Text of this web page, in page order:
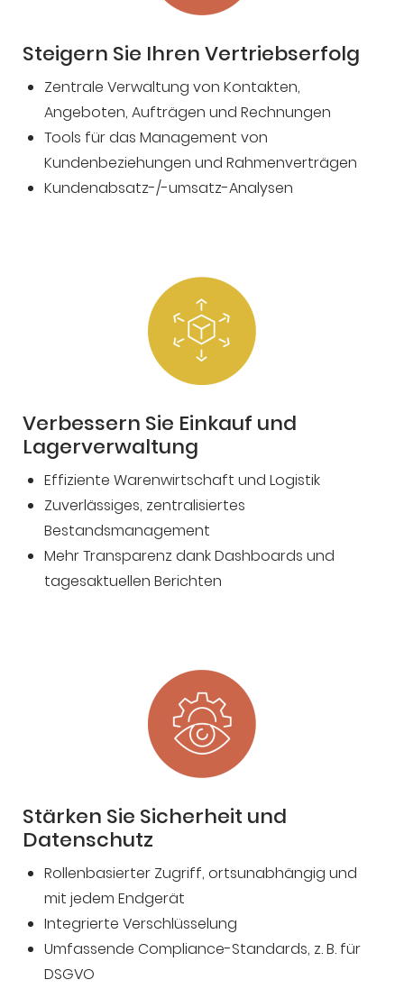
Steigern Sie Ihren Vertriebserfolg
Zentrale Verwaltung von Kontakten,
Angeboten, Aufträgen und Rechnungen
Tools für das Management von
Kundenbeziehungen und Rahmenverträgen
Kundenabsatz-/-umsatz-Analysen
Verbessern Sie Einkauf und
Lagerverwaltung
Effiziente Warenwirtschaft und Logistik
Zuverlässiges, zentralisiertes
Bestandsmanagement
Mehr Transparenz dank Dashboards und
tagesaktuellen Berichten
Stärken Sie Sicherheit und
Datenschutz
Rollenbasierter Zugriff, ortsunabhängig und
mit jedem Endgerät
Integrierte Verschlüsselung
Umfassende Compliance-Standards, z. B. für
DSGVO